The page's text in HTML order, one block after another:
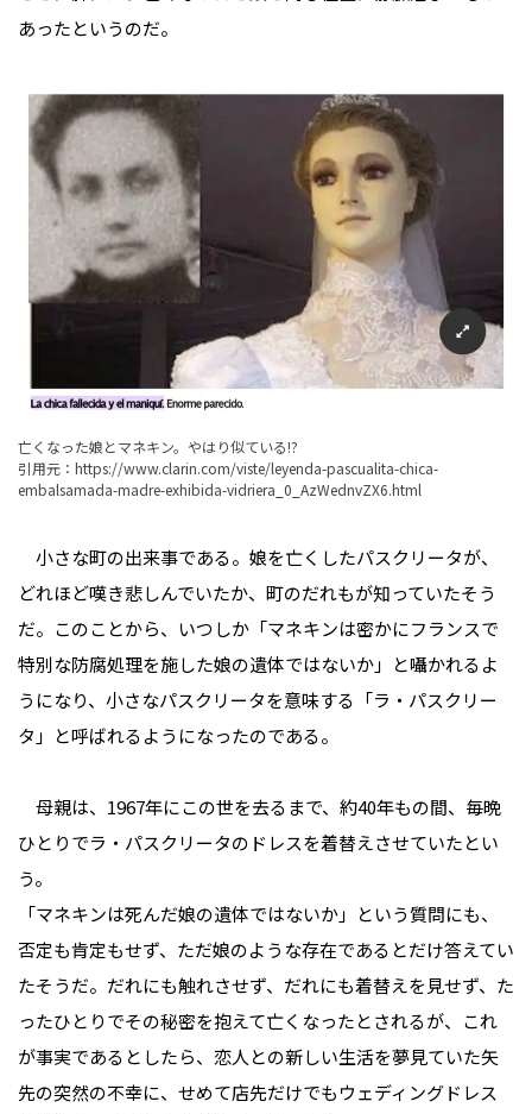
あったというのだ。
亡くなった娘とマネキン。やはり似ている!?
引用元： https://www.clarin.com/viste/leyenda-pascualita-chica-
embalsamada-madre-exhibida-vidriera_0_AzWednvZX6.html
小さな町の出来事である。娘を亡くしたパスクリータが、
どれほど嘆き悲しんでいたか、町のだれもが知っていたそう
だ。このことから、いつしか「マネキンは密かにフランスで
特別な防腐処理を施した娘の遺体ではないか」と囁かれるよ
うになり、小さなパスクリータを意味する「ラ・パスクリー
タ」と呼ばれるようになったのである。
母親は、1967年にこの世を去るまで、約40年もの間、毎晩
ひとりでラ・パスクリータのドレスを着替えさせていたとい
う。
「マネキンは死んだ娘の遺体ではないか」という質問にも、
否定も肯定もせず、ただ娘のような存在であるとだけ答えてい
たそうだ。だれにも触れさせず、だれにも着替えを見せず、た
ったひとりでその秘密を抱えて亡くなったとされるが、これ
が事実であるとしたら、恋人との新しい生活を夢見ていた矢
先の突然の不幸に、せめて店先だけでもウェディングドレス